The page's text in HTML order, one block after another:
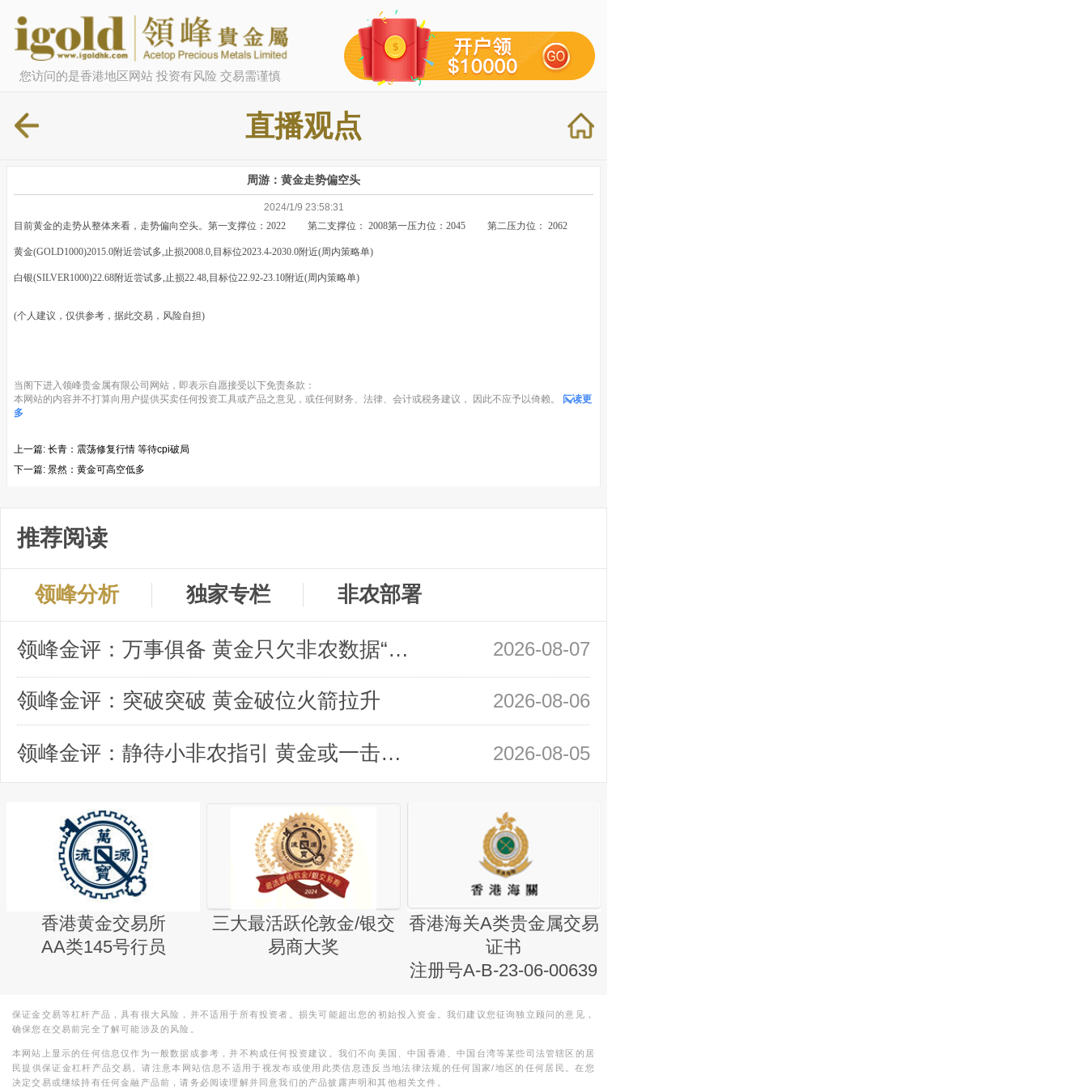
您访问的是香港地区网站 投资有风险 交易需谨慎
直播观点
周游：黄金走势偏空头
2024/1/9 23:58:31
目前黄金的走势从整体来看，走势偏向空头。第一支撑位：2022 第二支撑位： 2008第一压力位：2045 第二压力位： 2062
黄金(GOLD1000)2015.0附近尝试多,止损2008.0,目标位2023.4-2030.0附近(周内策略单)
白银(SILVER1000)22.68附近尝试多,止损22.48,目标位22.92-23.10附近(周内策略单)
(个人建议，仅供参考，据此交易，风险自担)
当阁下进入领峰贵金属有限公司网站，即表示自愿接受以下免责条款：
本网站的内容并不打算向用户提供买卖任何投资工具或产品之意见，或任何财务、法律、会计或税务建议， 因此不应予以倚赖。
阅读更
多
上一篇: 长青：震荡修复行情 等待cpi破局
下一篇: 景然：黄金可高空低多
推荐阅读
领峰分析 独家专栏 非农部署
领峰金评：万事俱备 黄金只欠非农数据“东风” 2026-08-07
领峰金评：突破突破 黄金破位火箭拉升 2026-08-06
领峰金评：静待小非农指引 黄金或一击破局 2026-08-05
香港黄金交易所
AA类145号行员
三大最活跃伦敦金/银交
易商大奖
香港海关A类贵金属交易
证书
注册号A-B-23-06-00639
保证金交易等杠杆产品，具有很大风险，并不适用于所有投资者。损失可能超出您的初始投入资金。我们建议您征询独立顾问的意见，
确保您在交易前完全了解可能涉及的风险。
本网站上显示的任何信息仅作为一般数据或参考，并不构成任何投资建议。我们不向美国、中国香港、中国台湾等某些司法管辖区的居
民提供保证金杠杆产品交易。请注意本网站信息不适用于视发布或使用此类信息违反当地法律法规的任何国家/地区的任何居民。在您
决定交易或继续持有任何金融产品前，请务必阅读理解并同意我们的产品披露声明和其他相关文件。